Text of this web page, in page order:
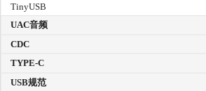
TinyUSB
UAC音频
CDC
TYPE-C
USB规范